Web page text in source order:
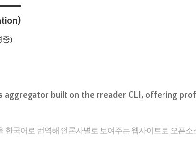
중)
aggregator built on the rreader CLI, offering
한국어로 번역해 언론사별로 보여주는 웹사이트로 오픈소